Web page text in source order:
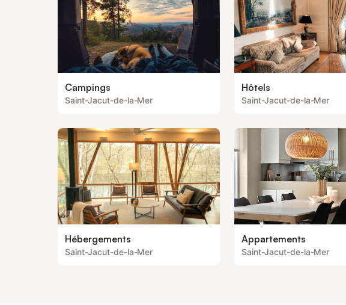
Campings
Saint-Jacut-de-la-Mer
Hôtels
Saint-Jacut-de-la-Mer
Hébergements
Saint-Jacut-de-la-Mer
Appartements
Saint-Jacut-de-la-Mer